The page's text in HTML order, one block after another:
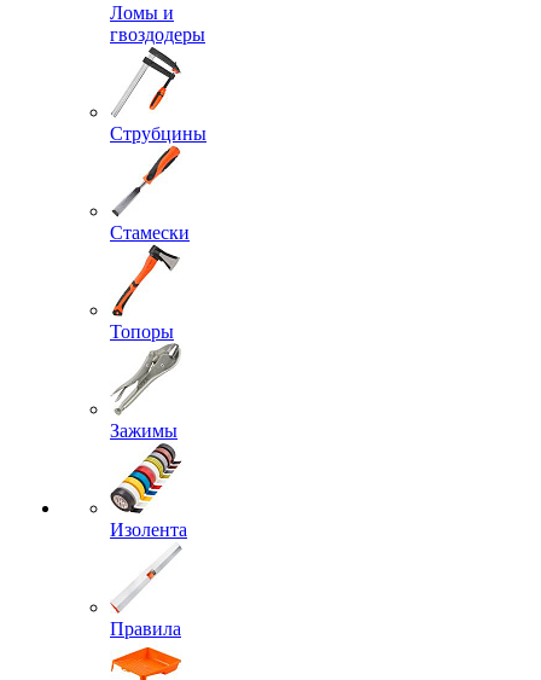
Ломы и
гвоздодеры
Струбцины
Стамески
Топоры
Зажимы
Изолента
Правила